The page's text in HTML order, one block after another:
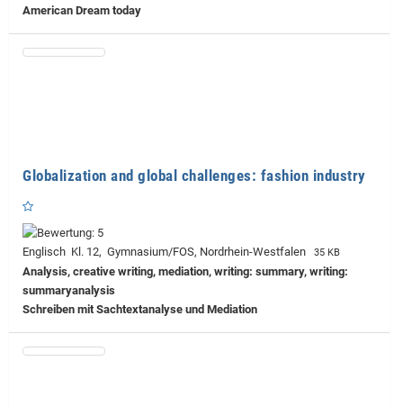
American Dream today
Globalization and global challenges: fashion industry
Englisch Kl. 12, Gymnasium/FOS, Nordrhein-Westfalen 35 KB
Analysis, creative writing, mediation, writing: summary, writing:
summaryanalysis
Schreiben mit Sachtextanalyse und Mediation